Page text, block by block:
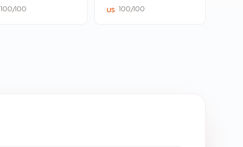
100/100 US 100/100